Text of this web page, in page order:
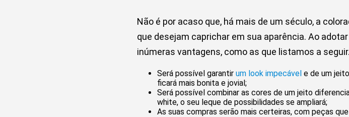
Não é por acaso que, há mais de um século, a
que desejam caprichar em sua aparência. Ao
inúmeras vantagens, como as que listamos a seguir.
Será possível garantir um look impecável e de um
ficará mais bonita e jovial;
Será possível combinar as cores de um jeito
white, o seu leque de possibilidades se ampliará;
As suas compras serão mais certeiras, com peças